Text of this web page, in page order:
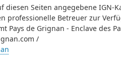
diesen Seiten angegebene IGN-
professionelle Betreuer zur
Pays de Grignan - Enclave des
/